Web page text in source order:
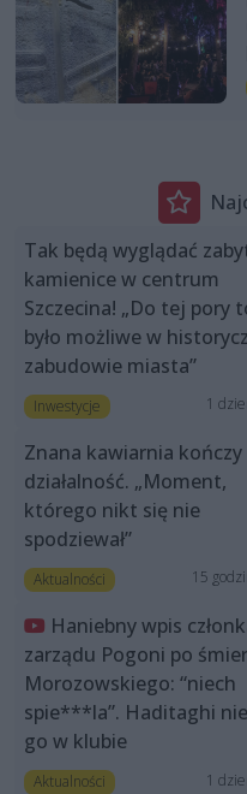
Tak będą wyglądać
kamienice w centrum
Szczecina! „Do tej pory
było możliwe w
zabudowie miasta”
Inwestycje 1
Znana kawiarnia kończy
działalność. „Moment,
którego nikt się nie
spodziewał”
Aktualności 15
Haniebny wpis
zarządu Pogoni po
Morozowskiego: “niech
spie***la”. Haditaghi
go w klubie
Aktualności 1